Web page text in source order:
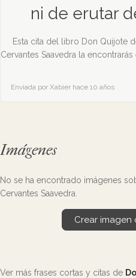
ni de erutar
Esta cita del libro Don Quijote
Cervantes Saavedra la
Enviada por Xabier hace 10 años
Imágenes
No se ha encontrado imágenes
Cervantes Saavedra.
Crear imagen
Ver más frases cortas y citas de